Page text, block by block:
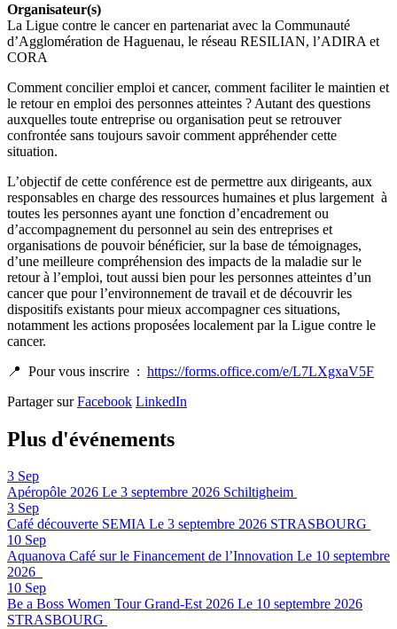
Organisateur(s)
La Ligue contre le cancer en partenariat avec la Communauté
d’Agglomération de Haguenau, le réseau RESILIAN, l’ADIRA et
CORA
Comment concilier emploi et cancer, comment faciliter le maintien et
le retour en emploi des personnes atteintes ? Autant des questions
auxquelles toute entreprise ou organisation peut se retrouver
confrontée sans toujours savoir comment appréhender cette
situation.
L’objectif de cette conférence est de permettre aux dirigeants, aux
responsables en charge des ressources humaines et plus largement à
toutes les personnes ayant une fonction d’encadrement ou
d’accompagnement du personnel au sein des entreprises et
organisations de pouvoir bénéficier, sur la base de témoignages,
d’une meilleure compréhension des impacts de la maladie sur le
retour à l’emploi, tout aussi bien pour les personnes atteintes d’un
cancer que pour l’environnement de travail et de découvrir les
dispositifs existants pour mieux accompagner ces situations,
notamment les actions proposées localement par la Ligue contre le
cancer.
📍 Pour vous inscrire : https://forms.office.com/e/L7LXgxaV5F
Partager sur Facebook LinkedIn
Plus d'événements
3 Sep
Apéropôle 2026 Le 3 septembre 2026 Schiltigheim
3 Sep
Café découverte SEMIALe 3 septembre 2026 STRASBOURG
10 Sep
Aquanova Café sur le Financement de l’Innovation Le 10 septembre
2026
10 Sep
Be a Boss Women Tour Grand-Est 2026 Le 10 septembre 2026
STRASBOURG